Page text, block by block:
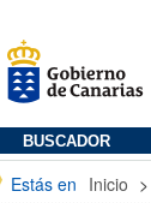
BUSCADOR
Estás en Inicio >